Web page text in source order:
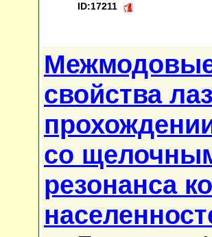
ID:17211
свойства
со
резонанса